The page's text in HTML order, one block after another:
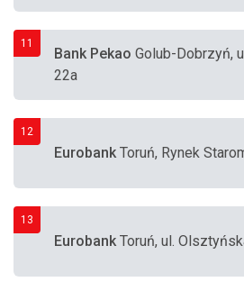
11
Bank Pekao Golub-Dobrzyń,
22a
12
EurobankToruń, Rynek
13
EurobankToruń, ul.